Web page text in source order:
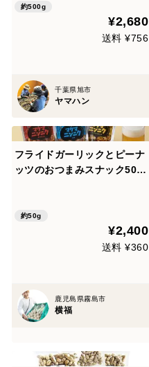
約500g
¥2,680
送料 ¥756
千葉県旭市
ヤマハン
フライドガーリックとピーナ
ッツのおつまみスナック50g
約50g
¥2,400
送料 ¥360
鹿児島県霧島市
横福